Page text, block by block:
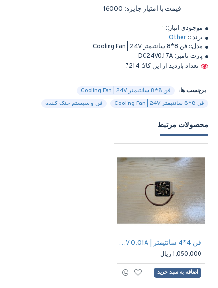
موجودی انبار:: 1
برند :: Other
مدل:: فن 8*8 سانتیمتر Cooling Fan | 24V
پارت نامبر: DC24V0.17A
تعداد بازدید از این کالا: 7214
قیمت با امتیاز جایزه: 16000
برچسب ها:
فن 8*8 سانتیمتر Cooling Fan | 24V
فن 8*8 سانتیمتر Cooling Fan | 24V
فن و سیستم خنک کننده
محصولات مرتبط
فن 4*4 سانتیمتر | Cooling Fan 12V 0.01A
1,050,000 ریال
اضافه به سبد خرید